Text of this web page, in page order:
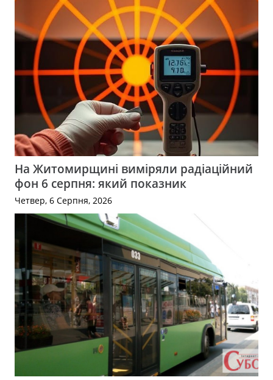
На Житомирщині виміряли радіаційний
фон 6 серпня: який показник
Четвер, 6 Серпня, 2026